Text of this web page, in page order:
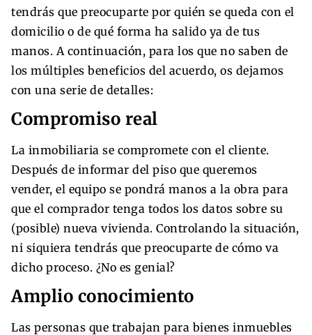
tendrás que preocuparte por quién se queda con el
domicilio o de qué forma ha salido ya de tus
manos. A continuación, para los que no saben de
los múltiples beneficios del acuerdo, os dejamos
con una serie de detalles:
Compromiso real
La inmobiliaria se compromete con el cliente.
Después de informar del piso que queremos
vender, el equipo se pondrá manos a la obra para
que el comprador tenga todos los datos sobre su
(posible) nueva vivienda. Controlando la situación,
ni siquiera tendrás que preocuparte de cómo va
dicho proceso. ¿No es genial?
Amplio conocimiento
Las personas que trabajan para bienes inmuebles